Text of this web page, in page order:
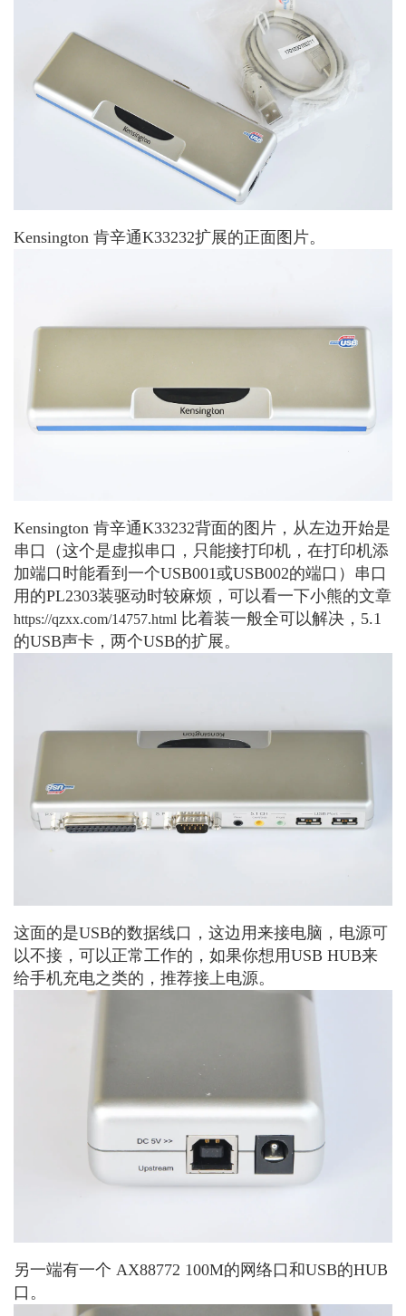
Kensington 肯辛通K33232扩展的正面图片。
Kensington 肯辛通K33232背面的图片，从左边开始是
串口（这个是虚拟串口，只能接打印机，在打印机添
加端口时能看到一个USB001或USB002的端口）串口
用的PL2303装驱动时较麻烦，可以看一下小熊的文章
https://qzxx.com/14757.html 比着装一般全可以解决，5.1
的USB声卡，两个USB的扩展。
这面的是USB的数据线口，这边用来接电脑，电源可
以不接，可以正常工作的，如果你想用USB HUB来
给手机充电之类的，推荐接上电源。
另一端有一个 AX88772 100M的网络口和USB的HUB
口。